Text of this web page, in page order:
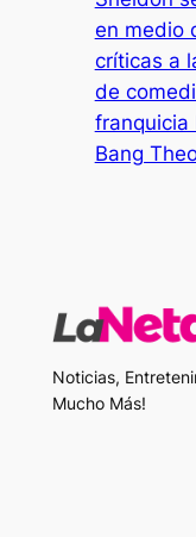
en medio
críticas a
de
franquicia
Bang
Noticias,
Mucho Más!